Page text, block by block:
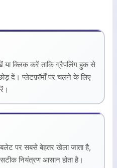
या क्लिक करें ताकि ग्रैपलिंग हुक से
दें। प्लेटफ़ॉर्मों पर चलने के लिए
पर सबसे बेहतर खेला जाता है,
नियंत्रण आसान होता है।